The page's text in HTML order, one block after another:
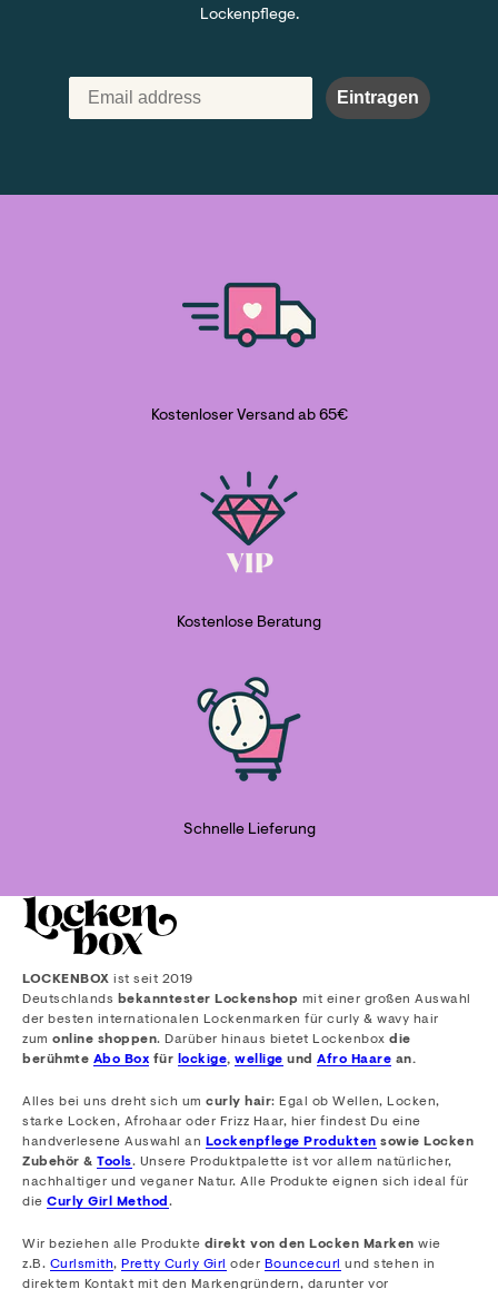
Lockenpflege.
Eintragen
Kostenloser Versand ab 65€
Kostenlose Beratung
Schnelle Lieferung
LOCKENBOX ist seit 2019
Deutschlands bekanntester Lockenshop mit einer großen Auswahl
der besten internationalen Lockenmarken für curly & wavy hair
zum online shoppen. Darüber hinaus bietet Lockenbox die
berühmte Abo Box für lockige, wellige und Afro Haare an.
Alles bei uns dreht sich um curly hair: Egal ob Wellen, Locken,
starke Locken, Afrohaar oder Frizz Haar, hier findest Du eine
handverlesene Auswahl an Lockenpflege Produkten sowie Locken
Zubehör & Tools. Unsere Produktpalette ist vor allem natürlicher,
nachhaltiger und veganer Natur. Alle Produkte eignen sich ideal für
die Curly Girl Method .
Wir beziehen alle Produkte direkt von den Locken Marken wie
z.B. Curlsmith, Pretty Curly Girl oder Bouncecurl und stehen in
direktem Kontakt mit den Markengründern, darunter vor